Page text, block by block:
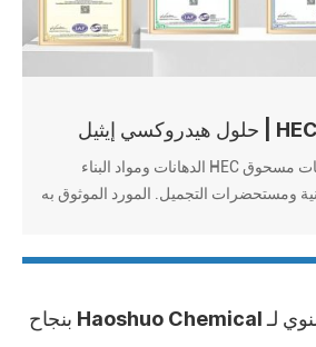
يستخدم مسحوق HEC | حلول هيدروكسي إيثيل
الصناعية
اكتشف كيف تعزز منتجات مسحوق HEC الدهانات ومواد البناء
ومستحضرات التجميل. المورد الموثوق به
تم عقد الاجتماع السنوي لـ Haoshuo Chemical بنجاح